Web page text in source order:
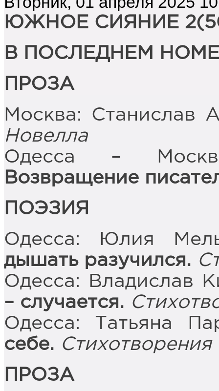
ЮЖНОЕ СИЯНИЕ
В ПОСЛЕДНЕМ
ПРОЗА
Москва: Станислав
Новелла
Одесса –
Возвращение
ПОЭЗИЯ
Одесса: Юлия
дышать разучился.
Одесса: Владислав
– случается.
Одесса: Татьяна
себе. Стихотворения
ПРОЗА